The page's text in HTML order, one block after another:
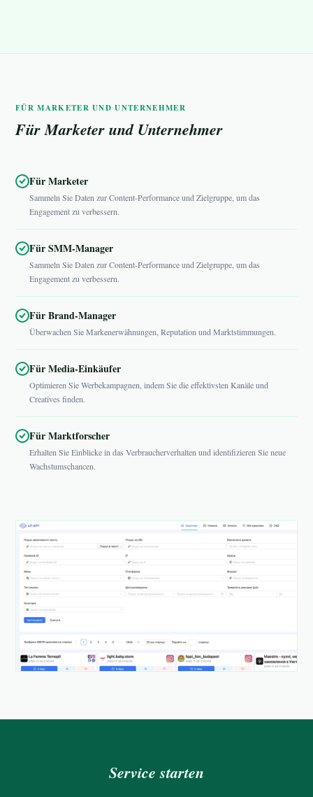
FÜR MARKETER UND UNTERNEHMER
Für Marketer und Unternehmer
Für Marketer
Sammeln Sie Daten zur Content-Performance und Zielgruppe, um das
Engagement zu verbessern.
Für SMM-Manager
Sammeln Sie Daten zur Content-Performance und Zielgruppe, um das
Engagement zu verbessern.
Für Brand-Manager
Überwachen Sie Markenerwähnungen, Reputation und Marktstimmungen.
Für Media-Einkäufer
Optimieren Sie Werbekampagnen, indem Sie die effektivsten Kanäle und
Creatives finden.
Für Marktforscher
Erhalten Sie Einblicke in das Verbraucherverhalten und identifizieren Sie neue
Wachstumschancen.
Service starten